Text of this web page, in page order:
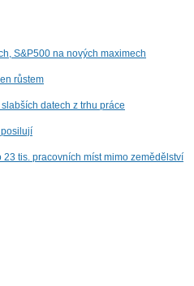
S&P500 na nových maximech
růstem
datech z trhu práce
tis. pracovních míst mimo zemědělství